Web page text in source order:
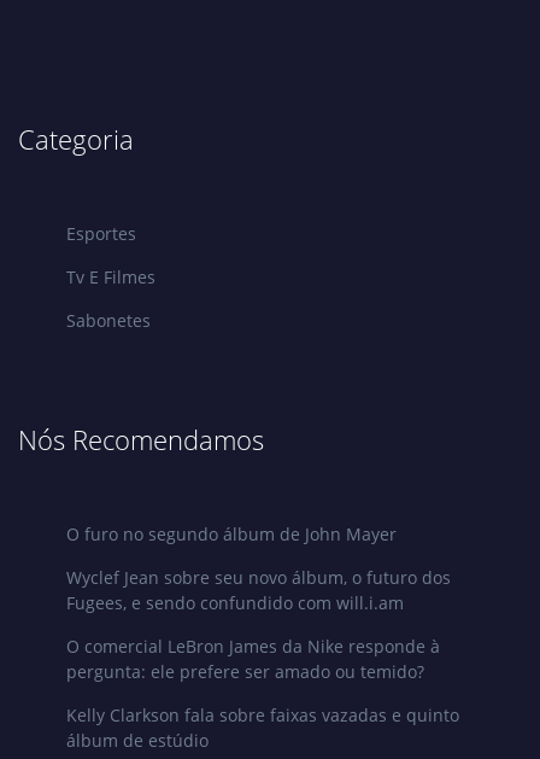
Categoria
Esportes
Tv E Filmes
Sabonetes
Nós Recomendamos
O furo no segundo álbum de John Mayer
Wyclef Jean sobre seu novo álbum, o futuro dos
Fugees, e sendo confundido com will.i.am
O comercial LeBron James da Nike responde à
pergunta: ele prefere ser amado ou temido?
Kelly Clarkson fala sobre faixas vazadas e quinto
álbum de estúdio